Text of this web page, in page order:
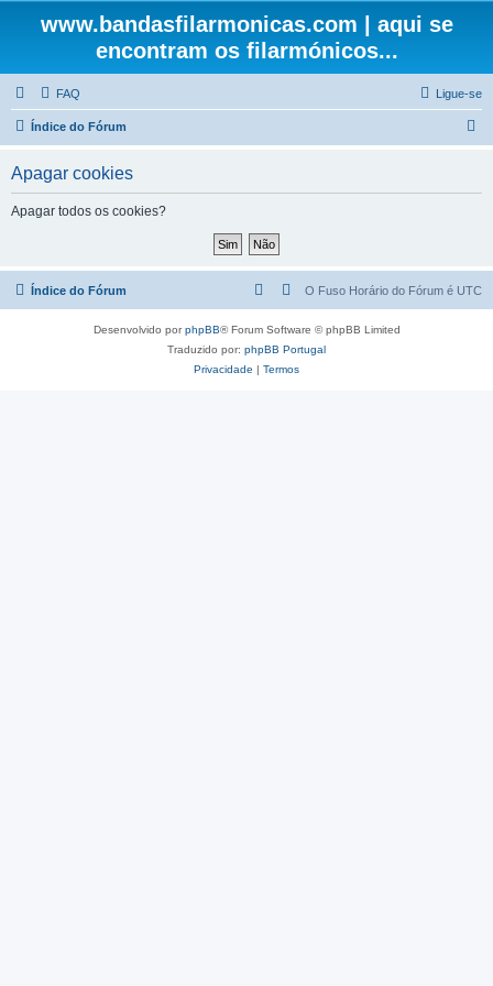
www.bandasfilarmonicas.com | aqui se
encontram os filarmónicos...
FAQ Ligue-se
Índice do Fórum
a
Apagar cookies
Apagar todos os cookies?
Índice do Fórum O Fuso Horário do Fórum é UTC
Desenvolvido porphpBB® Forum Software © phpBB Limited
Traduzido por: phpBB Portugal
Privacidade | Termos